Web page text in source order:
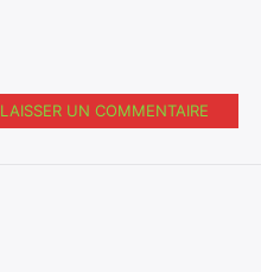
LAISSER UN COMMENTAIRE